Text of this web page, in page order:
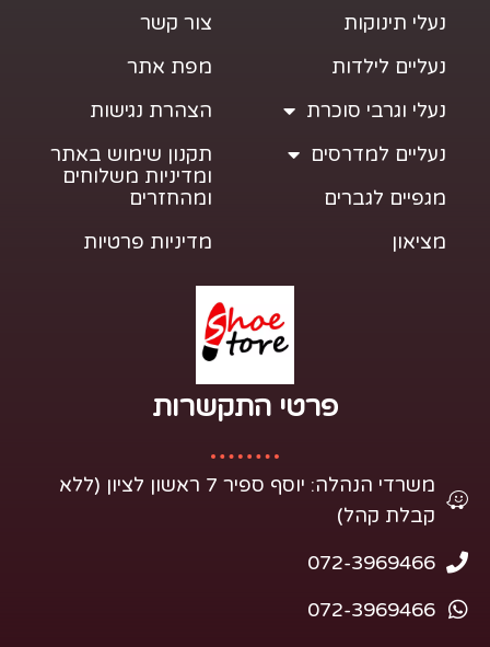
נעלי תינוקות
נעליים לילדות
נעלי וגרבי סוכרת
נעליים למדרסים
מגפיים לגברים
מציאון
צור קשר
מפת אתר
הצהרת נגישות
תקנון שימוש באתר
ומדיניות משלוחים
ומהחזרים
מדיניות פרטיות
פרטי התקשרות​
משרדי הנהלה: יוסף ספיר 7 ראשון לציון (ללא
קבלת קהל)
072-3969466
072-3969466